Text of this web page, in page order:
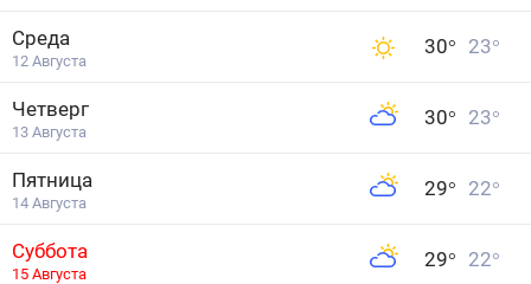
Среда
12 Августа
30° 23°
Четверг
13 Августа
30° 23°
Пятница
14 Августа
29° 22°
Суббота
15 Августа
29° 22°